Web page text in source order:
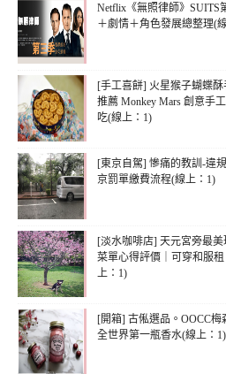
Netflix《無照律師》SUITS
＋劇情＋角色發展總整理(
[手工喜餅] 火星猴子蝴蝶
推薦 Monkey Mars 創意手
吃(線上：1)
[東京自駕] 慘痛的教訓-違
京罰單繳費流程(線上：1)
[淡水咖啡店] 天元宮旁最美
菜單心得評價｜可穿和服
上：1)
[開箱] 古俬選品。OOCC
全世界第一瓶香水(線上：1)